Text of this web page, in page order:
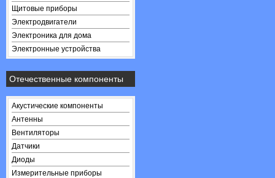
Щитовые приборы
Электродвигатели
Электроника для дома
Электронные устройства
Отечественные компоненты
Акустические компоненты
Антенны
Вентиляторы
Датчики
Диоды
Измерительные приборы